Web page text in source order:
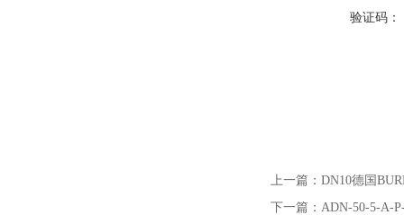
验证码：
上一篇： DN10德国
下一篇： ADN-50-5-A-